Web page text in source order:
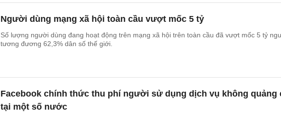
Người dùng mạng xã hội toàn cầu vượt mốc 5 tỷ
Số lượng người dùng đang hoạt động trên mạng xã hội trên toàn cầu đã vượt mốc 5 tỷ
tương đương 62,3% dân số thế giới.
Facebook chính thức thu phí người sử dụng dịch vụ không quảng
tại một số nước